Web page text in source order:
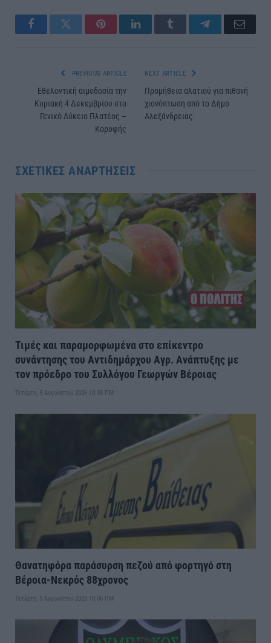
FacebookTwitter PinterestLinkedInTumblr TelegramEmail
PREVIOUS ARTICLE
Εθελοντική αιμοδοσία την
Κυριακή 4 Δεκεμβρίου στο
Γενικό Λύκειο Πλατέος –
Κορυφής
NEXT ARTICLE
Προμήθεια αλατιού για πιθανή
χιονόπτωση από το Δήμο
Αλεξάνδρειας
ΣΧΕΤΙΚΈΣ ΑΝΑΡΤΉΣΕΙΣ
Τιμές και παραμορφωμένα στο επίκεντρο
συνάντησης του Αντιδημάρχου Αγρ. Ανάπτυξης με
τον πρόεδρο του Συλλόγου Γεωργών Βέροιας
Τετάρτη, 5 Αυγούστου 2026 10:38 ΠΜ
Θανατηφόρα παράσυρση πεζού από φορτηγό στη
Βέροια-Νεκρός 88χρονος
Τετάρτη, 5 Αυγούστου 2026 10:06 ΠΜ